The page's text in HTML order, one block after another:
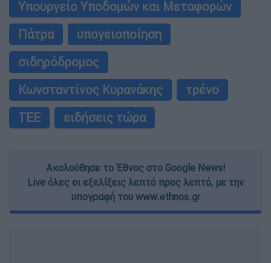
Υπουργείο Υποδομών και Μεταφορών
Πάτρα
υπογειοποίηση
σιδηρόδρομος
Κωνσταντίνος Κυρανάκης
τρένο
ΤΕΕ
ειδήσεις τώρα
Ακολούθησε το Έθνος στο Google News!
Live όλες οι εξελίξεις λεπτό προς λεπτό, με την
υπογραφή του www.ethnos.gr